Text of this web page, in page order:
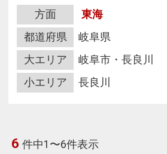
方面
東海
都道府県
岐阜県
大エリア
岐阜市・長良川
小エリア
長良川
6 件中1〜6件表示